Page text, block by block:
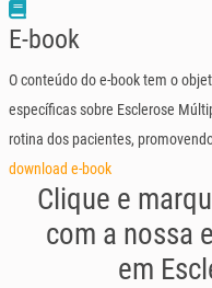
E-book
O conteúdo do e-book tem o
específicas sobre Esclerose
rotina dos pacientes,
download e-book
Clique e
com a nossa
em